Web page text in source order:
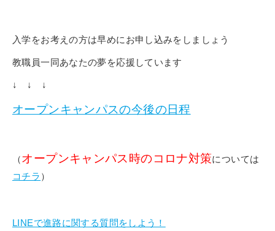
入学をお考えの方は早めにお申し込みをしましょう
教職員一同あなたの夢を応援しています
↓ ↓ ↓
オープンキャンパスの今後の日程
（オープンキャンパス時のコロナ対策については
コチラ ）
LINEで進路に関する質問をしよう！